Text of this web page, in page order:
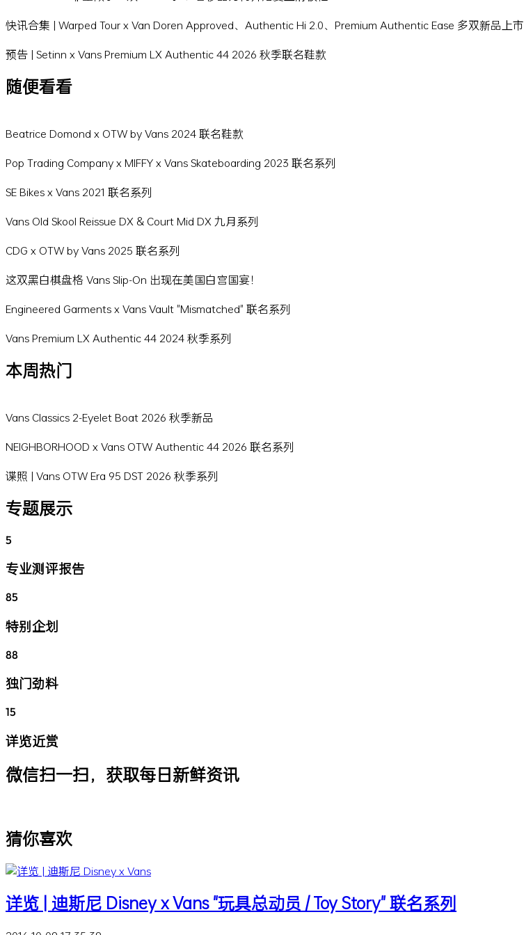
快讯合集 | Warped Tour x Van Doren Approved、Authentic Hi 2.0、Premium Authentic Ease 多双新品上市
预告 | Setinn x Vans Premium LX Authentic 44 2026 秋季联名鞋款
随便看看
Beatrice Domond x OTW by Vans 2024 联名鞋款
Pop Trading Company x MIFFY x Vans Skateboarding 2023 联名系列
SE Bikes x Vans 2021 联名系列
Vans Old Skool Reissue DX & Court Mid DX 九月系列
CDG x OTW by Vans 2025 联名系列
这双黑白棋盘格 Vans Slip-On 出现在美国白宫国宴！
Engineered Garments x Vans Vault "Mismatched" 联名系列
Vans Premium LX Authentic 44 2024 秋季系列
本周热门
Vans Classics 2-Eyelet Boat 2026 秋季新品
NEIGHBORHOOD x Vans OTW Authentic 44 2026 联名系列
谍照 | Vans OTW Era 95 DST 2026 秋季系列
专题展示
5
专业测评报告
85
特别企划
88
独门劲料
15
详览近赏
微信扫一扫，获取每日新鲜资讯
猜你喜欢
详览 | 迪斯尼 Disney x Vans "玩具总动员 / Toy Story" 联名系列